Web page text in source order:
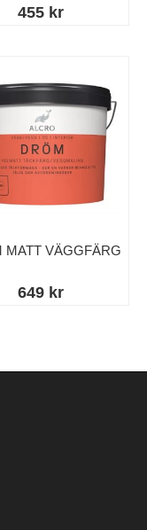
455 kr
MATT VÄGGFÄRG
649 kr